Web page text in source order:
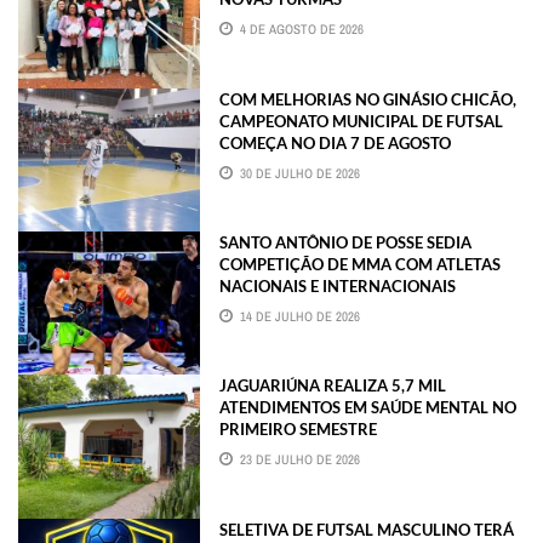
4 DE AGOSTO DE 2026
COM MELHORIAS NO GINÁSIO CHICÃO,
CAMPEONATO MUNICIPAL DE FUTSAL
COMEÇA NO DIA 7 DE AGOSTO
30 DE JULHO DE 2026
SANTO ANTÔNIO DE POSSE SEDIA
COMPETIÇÃO DE MMA COM ATLETAS
NACIONAIS E INTERNACIONAIS
14 DE JULHO DE 2026
JAGUARIÚNA REALIZA 5,7 MIL
ATENDIMENTOS EM SAÚDE MENTAL NO
PRIMEIRO SEMESTRE
23 DE JULHO DE 2026
SELETIVA DE FUTSAL MASCULINO TERÁ